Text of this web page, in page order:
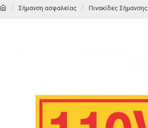
Σήμανση ασφαλείας Πινακίδες Σήμανσης